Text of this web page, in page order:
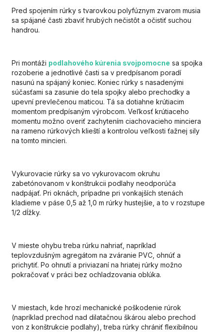
Pred spojením rúrky s tvarovkou polyfúznym zvarom musia
sa spájané časti zbaviť hrubých nečistôt a očistiť suchou
handrou.
Pri montáži podlahového kúrenia svojpomocne sa spojka
rozoberie a jednotlivé časti sa v predpísanom poradí
nasunú na spájaný koniec. Koniec rúrky s nasadenými
súčasťami sa zasunie do tela spojky alebo prechodky a
upevní prevlečenou maticou. Tá sa dotiahne krútiacim
momentom predpísaným výrobcom. Veľkosť krútiaceho
momentu možno overiť zachytením ciachovacieho minciera
na rameno rúrkových klieští a kontrolou veľkosti ťažnej sily
na tomto mincieri.
Vykurovacie rúrky sa vo vykurovacom okruhu
zabetónovanom v konštrukcii podlahy neodporúča
nadpájať. Pri oknách, prípadne pri vonkajších stenách
kladieme v páse 0,5 až 1,0 m rúrky hustejšie, a to v rozstupe
1/2 dĺžky.
V mieste ohybu treba rúrku nahriať, napríklad
teplovzdušným agregátom na zváranie PVC, ohnúť a
prichytiť. Po ohnutí a priviazaní na hriatej rúrky možno
pokračovať v práci bez ochladzovania oblúka.
V miestach, kde hrozí mechanické poškodenie rúrok
(napríklad prechod nad dilatačnou škárou alebo prechod
von z konštrukcie podlahy), treba rúrky chrániť flexibilnou